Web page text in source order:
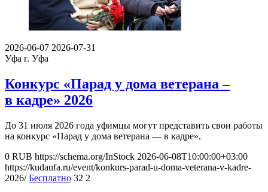
2026-06-07 2026-07-31
Уфа г. Уфа
Конкурс «Парад у дома ветерана –
в кадре» 2026
До 31 июля 2026 года уфимцы могут представить свои работы
на конкурс «Парад у дома ветерана — в кадре».
0 RUB https://schema.org/InStock 2026-06-08T10:00:00+03:00
https://kudaufa.ru/event/konkurs-parad-u-doma-veterana-v-kadre-
2026/ Бесплатно 32 2